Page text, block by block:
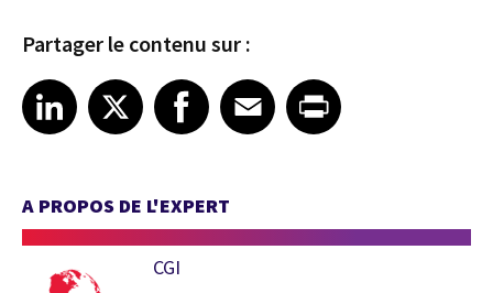
Partager le contenu sur :
Share article on LinkedIn
LinkedIn
Share article on XShare article on Facebook
Facebook
Share article on Email
EmailShare article on Print
A PROPOS DE L'EXPERT
CGI